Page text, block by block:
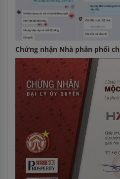
Chứng nhận Nhà phân phối